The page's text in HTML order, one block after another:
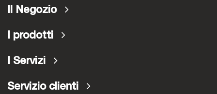
Il Negozio
I prodotti
I Servizi
Servizio clienti